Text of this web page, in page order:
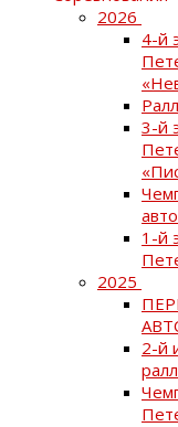
2026
4-й
3-й
1-й
2025
2-й